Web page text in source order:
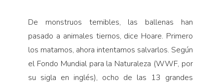
De monstruos temibles, las ballenas han
pasado a animales tiernos, dice Hoare. Primero
los matamos, ahora intentamos salvarlos. Según
el Fondo Mundial para la Naturaleza (WWF, por
su sigla en inglés), ocho de las 13 grandes